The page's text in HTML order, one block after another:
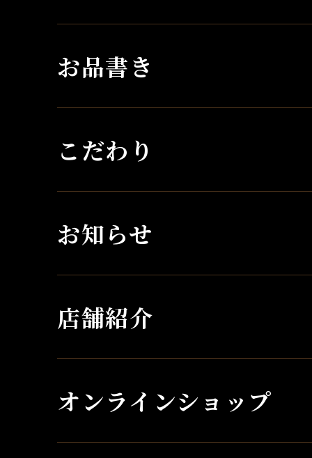
お品書き
こだわり
お知らせ
店舗紹介
オンラインショップ